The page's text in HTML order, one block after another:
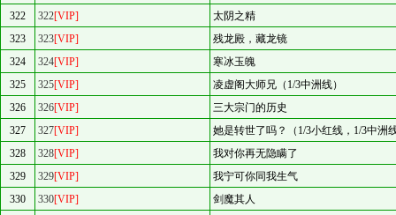
322
322[VIP]
太阴之精
323
323[VIP]
残龙殿，藏龙镜
324
324[VIP]
寒冰玉魄
325
325[VIP]
凌虚阁大师兄（1/3中洲线）
326
326[VIP]
三大宗门的历史
327
327[VIP]
她是转世了吗？（1/3小红线，1/3中洲
328
328[VIP]
我对你再无隐瞒了
329
329[VIP]
我宁可你同我生气
330
330[VIP]
剑魔其人